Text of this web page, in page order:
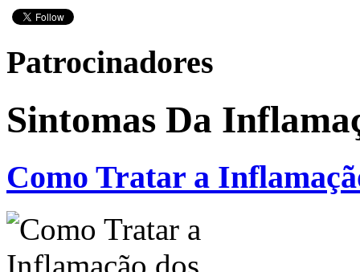
Patrocinadores
Sintomas Da
Como Tratar a